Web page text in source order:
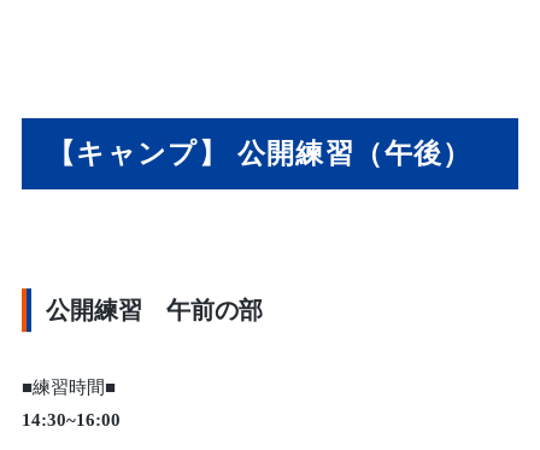
【キャンプ】 公開練習（午後）
公開練習 午前の部
■練習時間■
14:30~16:00